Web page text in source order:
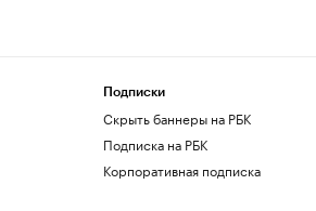
Подписки
Скрыть баннеры на РБК
Подписка на РБК
Корпоративная подписка